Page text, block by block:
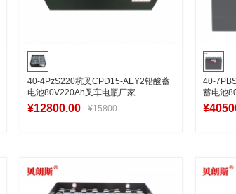
40-4PzS220杭叉CPD15-AEY2铅酸蓄
电池80V220Ah叉车电瓶厂家
¥12800.00 ¥15800
40-
蓄电池